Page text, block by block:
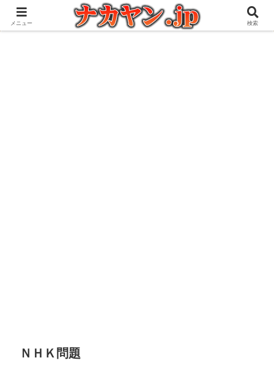
アウトドアとガジェット好きな管理人の愉快な日々を綴るブログ
ＮＨＫ問題
メニュー 検索